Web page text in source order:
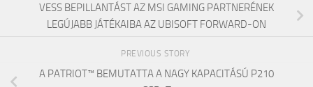
VESS BEPILLANTÁST AZ MSI GAMING PARTNERÉNEK
LEGÚJABB JÁTÉKAIBA AZ UBISOFT FORWARD-ON
PREVIOUS STORY
A PATRIOT™ BEMUTATTA A NAGY KAPACITÁSÚ P210